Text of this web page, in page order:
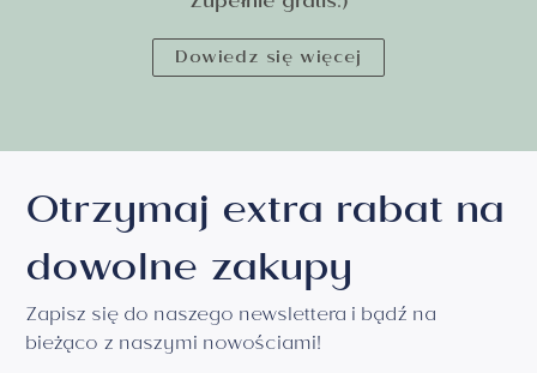
Dowiedz się więcej
Otrzymaj extra rabat na
dowolne zakupy
Zapisz się do naszego newslettera i bądź na
bieżąco z naszymi nowościami!